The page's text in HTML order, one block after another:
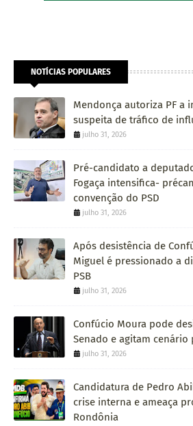
NOTÍCIAS POPULARES
Mendonça autoriza PF a
suspeita de tráfico de
julho 31, 2026
Pré-candidato a
Fogaça intensifica-
convenção do PSD
julho 31, 2026
Após desistência de
Miguel é pressionado a
PSB
julho 31, 2026
Confúcio Moura pode
Senado e agitam
julho 31, 2026
Candidatura de Pedro
crise interna e ameaça
Rondônia